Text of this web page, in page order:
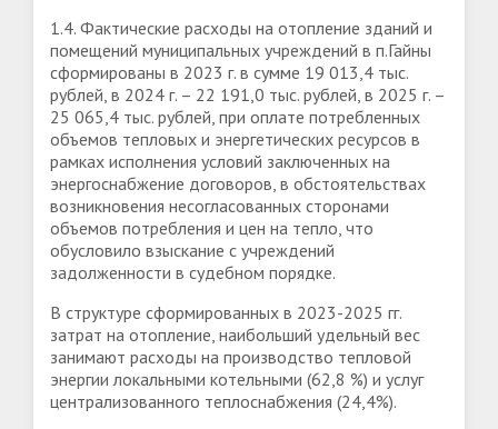
1.4. Фактические расходы на отопление зданий и
помещений муниципальных учреждений в п.Гайны
сформированы в 2023 г. в сумме 19 013,4 тыс.
рублей, в 2024 г. – 22 191,0 тыс. рублей, в 2025 г. –
25 065,4 тыс. рублей, при оплате потребленных
объемов тепловых и энергетических ресурсов в
рамках исполнения условий заключенных на
энергоснабжение договоров, в обстоятельствах
возникновения несогласованных сторонами
объемов потребления и цен на тепло, что
обусловило взыскание с учреждений
задолженности в судебном порядке.
В структуре сформированных в 2023-2025 гг.
затрат на отопление, наибольший удельный вес
занимают расходы на производство тепловой
энергии локальными котельными (62,8 %) и услуг
централизованного теплоснабжения (24,4%).